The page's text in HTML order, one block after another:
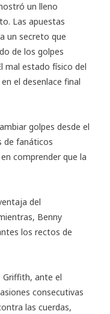
un lleno
Las apuestas
un secreto que
de los golpes
mal estado físico del
el desenlace final
golpes desde el
de fanáticos
comprender que la
del
Benny
los rectos de
Griffith, ante el
consecutivas
las cuerdas,